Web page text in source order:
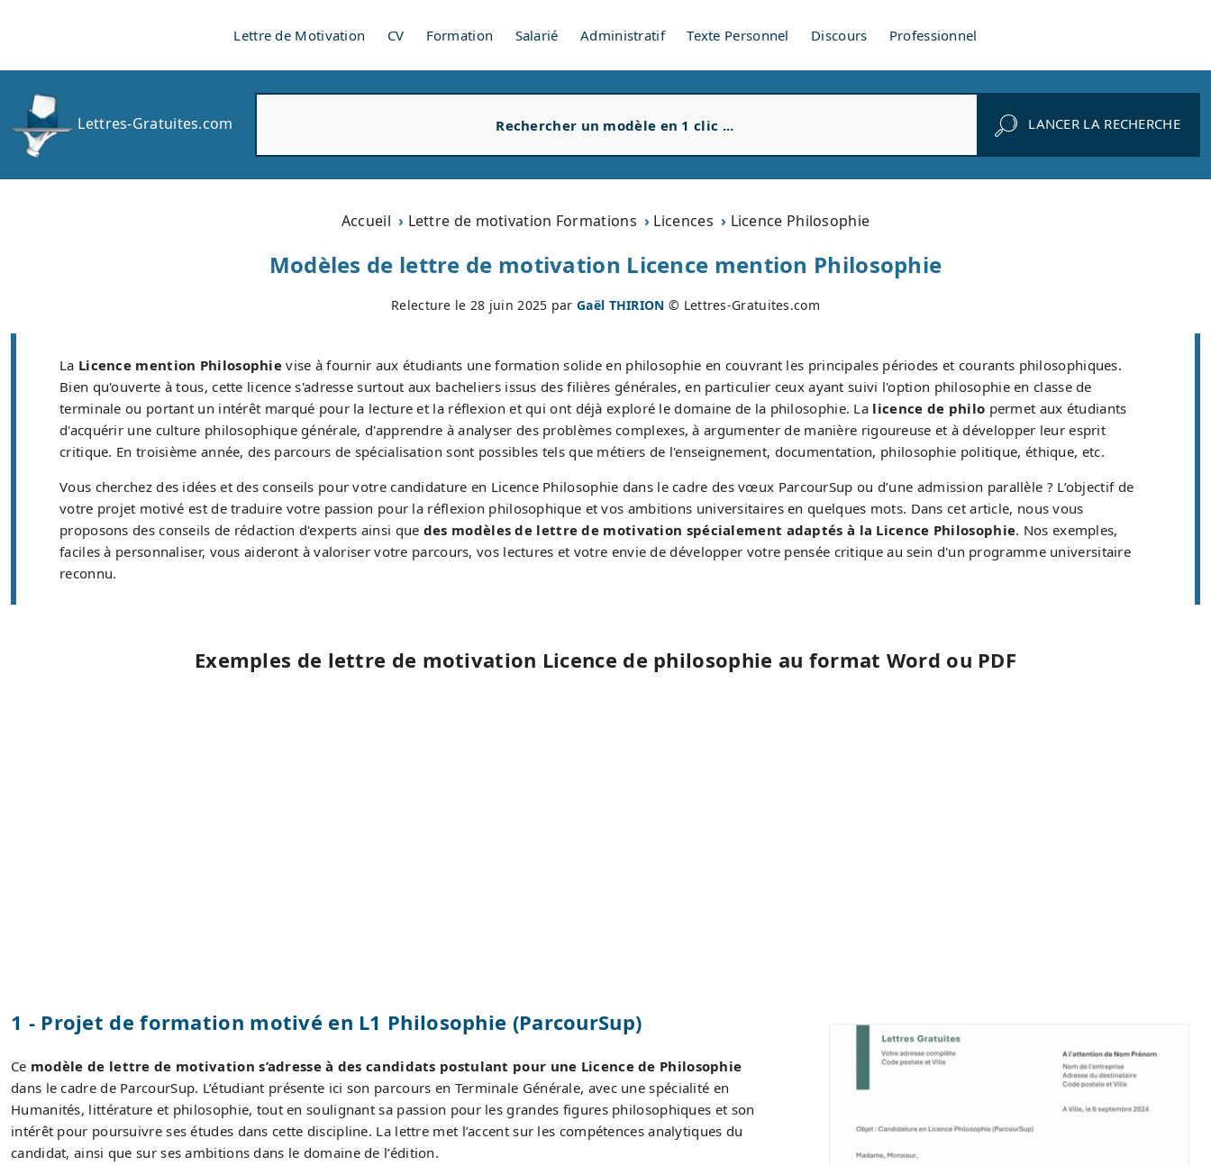
Lettre de Motivation CV Formation Salarié Administratif Texte Personnel Discours Professionnel
Lettres-Gratuites.com LANCER LA RECHERCHE
Accueil Lettre de motivation Formations Licences Licence Philosophie
Modèles de lettre de motivation Licence mention Philosophie
Relecture le 28 juin 2025 parGaël THIRION © Lettres-Gratuites.com
La Licence mention Philosophie vise à fournir aux étudiants une formation solide en philosophie en couvrant les principales périodes et courants philosophiques.
Bien qu'ouverte à tous, cette licence s'adresse surtout aux bacheliers issus des filières générales, en particulier ceux ayant suivi l'option philosophie en classe de
terminale ou portant un intérêt marqué pour la lecture et la réflexion et qui ont déjà exploré le domaine de la philosophie. La licence de philo permet aux étudiants
d'acquérir une culture philosophique générale, d'apprendre à analyser des problèmes complexes, à argumenter de manière rigoureuse et à développer leur esprit
critique. En troisième année, des parcours de spécialisation sont possibles tels que métiers de l'enseignement, documentation, philosophie politique, éthique, etc.
Vous cherchez des idées et des conseils pour votre candidature en Licence Philosophie dans le cadre des vœux ParcourSup ou d’une admission parallèle ? L’objectif de
votre projet motivé est de traduire votre passion pour la réflexion philosophique et vos ambitions universitaires en quelques mots. Dans cet article, nous vous
proposons des conseils de rédaction d'experts ainsi que des modèles de lettre de motivation spécialement adaptés à la Licence Philosophie. Nos exemples,
faciles à personnaliser, vous aideront à valoriser votre parcours, vos lectures et votre envie de développer votre pensée critique au sein d'un programme universitaire
reconnu.
Exemples de lettre de motivation Licence de philosophie au format Word ou PDF
1 - Projet de formation motivé en L1 Philosophie (ParcourSup)
Ce modèle de lettre de motivation s’adresse à des candidats postulant pour une Licence de Philosophie
dans le cadre de ParcourSup. L’étudiant présente ici son parcours en Terminale Générale, avec une spécialité en
Humanités, littérature et philosophie, tout en soulignant sa passion pour les grandes figures philosophiques et son
intérêt pour poursuivre ses études dans cette discipline. La lettre met l’accent sur les compétences analytiques du
candidat, ainsi que sur ses ambitions dans le domaine de l’édition.